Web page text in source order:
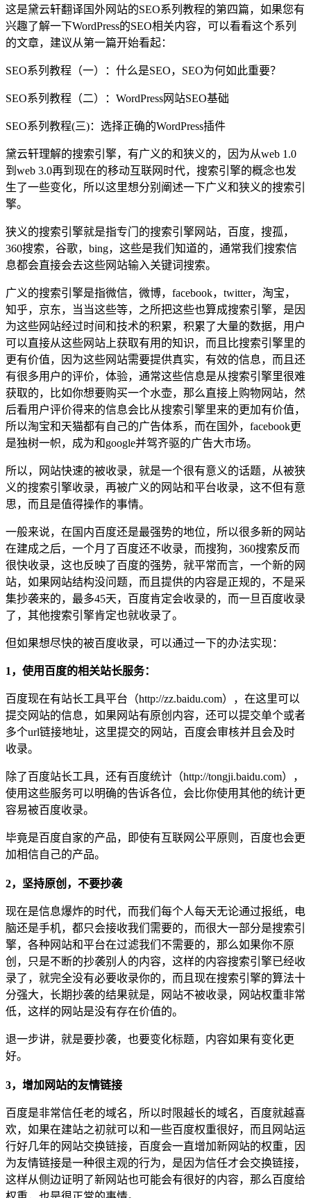
这是黛云轩翻译国外网站的SEO系列教程的第四篇，如果您有
兴趣了解一下WordPress的SEO相关内容，可以看看这个系列
的文章，建议从第一篇开始看起：
SEO系列教程（一）：什么是SEO，SEO为何如此重要？
SEO系列教程（二）：WordPress网站SEO基础
SEO系列教程(三)：选择正确的WordPress插件
黛云轩理解的搜索引擎，有广义的和狭义的，因为从web 1.0
到web 3.0再到现在的移动互联网时代，搜索引擎的概念也发
生了一些变化，所以这里想分别阐述一下广义和狭义的搜索引
擎。
狭义的搜索引擎就是指专门的搜索引擎网站，百度，搜孤，
360搜索，谷歌，bing，这些是我们知道的，通常我们搜索信
息都会直接会去这些网站输入关键词搜索。
广义的搜索引擎是指微信，微博，facebook，twitter，淘宝，
知乎，京东，当当这些等，之所把这些也算成搜索引擎，是因
为这些网站经过时间和技术的积累，积累了大量的数据，用户
可以直接从这些网站上获取有用的知识，而且比搜索引擎里的
更有价值，因为这些网站需要提供真实，有效的信息，而且还
有很多用户的评价，体验，通常这些信息是从搜索引擎里很难
获取的，比如你想要购买一个水壶，那么直接上购物网站，然
后看用户评价得来的信息会比从搜索引擎里来的更加有价值，
所以淘宝和天猫都有自己的广告体系，而在国外，facebook更
是独树一帜，成为和google并驾齐驱的广告大市场。
所以，网站快速的被收录，就是一个很有意义的话题，从被狭
义的搜索引擎收录，再被广义的网站和平台收录，这不但有意
思，而且是值得操作的事情。
一般来说，在国内百度还是最强势的地位，所以很多新的网站
在建成之后，一个月了百度还不收录，而搜狗，360搜索反而
很快收录，这也反映了百度的强势，就平常而言，一个新的网
站，如果网站结构没问题，而且提供的内容是正规的，不是采
集抄袭来的，最多45天，百度肯定会收录的，而一旦百度收录
了，其他搜索引擎肯定也就收录了。
但如果想尽快的被百度收录，可以通过一下的办法实现：
1，使用百度的相关站长服务：
百度现在有站长工具平台（http://zz.baidu.com），在这里可以
提交网站的信息，如果网站有原创内容，还可以提交单个或者
多个url链接地址，这里提交的网站，百度会审核并且会及时
收录。
除了百度站长工具，还有百度统计（http://tongji.baidu.com），
使用这些服务可以明确的告诉各位，会比你使用其他的统计更
容易被百度收录。
毕竟是百度自家的产品，即使有互联网公平原则，百度也会更
加相信自己的产品。
2，坚持原创，不要抄袭
现在是信息爆炸的时代，而我们每个人每天无论通过报纸，电
脑还是手机，都只会接收我们需要的，而很大一部分是搜索引
擎，各种网站和平台在过滤我们不需要的，那么如果你不原
创，只是不断的抄袭别人的内容，这样的内容搜索引擎已经收
录了，就完全没有必要收录你的，而且现在搜索引擎的算法十
分强大，长期抄袭的结果就是，网站不被收录，网站权重非常
低，这样的网站是没有存在价值的。
退一步讲，就是要抄袭，也要变化标题，内容如果有变化更
好。
3，增加网站的友情链接
百度是非常信任老的域名，所以时限越长的域名，百度就越喜
欢，如果在建站之初就可以和一些百度权重很好，而且网站运
行好几年的网站交换链接，百度会一直增加新网站的权重，因
为友情链接是一种很主观的行为，是因为信任才会交换链接，
这样从侧边证明了新网站也可能会有很好的内容，那么百度给